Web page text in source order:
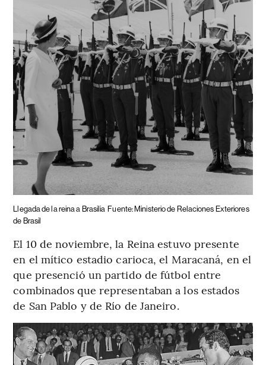
Llegada de la reina a Brasilia Fuente: Ministerio de Relaciones Exteriores
de Brasil
El 10 de noviembre, la Reina estuvo presente
en el mítico estadio carioca, el Maracaná, en el
que presenció un partido de fútbol entre
combinados que representaban a los estados
de San Pablo y de Río de Janeiro.